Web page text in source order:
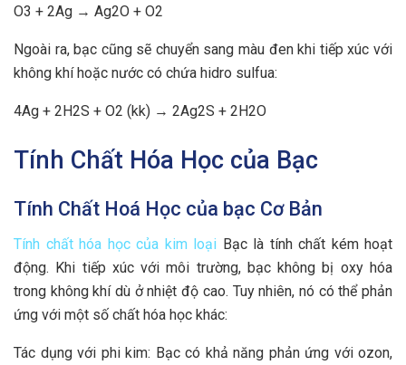
O3 + 2Ag → Ag2O + O2
Ngoài ra, bạc cũng sẽ chuyển sang màu đen khi tiếp xúc với
không khí hoặc nước có chứa hidro sulfua:
4Ag + 2H2S + O2 (kk) → 2Ag2S + 2H2O
Tính Chất Hóa Học của Bạc
Tính Chất Hoá Học của bạc Cơ Bản
Tính chất hóa học của kim loại Bạc là tính chất kém hoạt
động. Khi tiếp xúc với môi trường, bạc không bị oxy hóa
trong không khí dù ở nhiệt độ cao. Tuy nhiên, nó có thể phản
ứng với một số chất hóa học khác:
Tác dụng với phi kim: Bạc có khả năng phản ứng với ozon,